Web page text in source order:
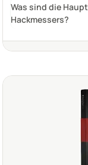
Was sind die
Hackmessers?